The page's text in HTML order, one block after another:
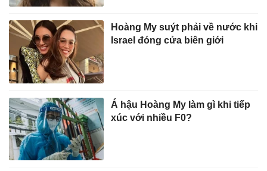
Hoàng My suýt phải về nước khi
Israel đóng cửa biên giới
Á hậu Hoàng My làm gì khi tiếp
xúc với nhiều F0?